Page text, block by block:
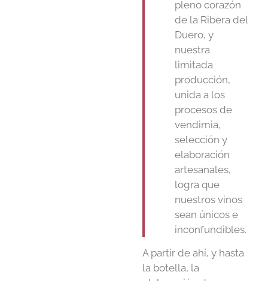
pleno corazón
de la Ribera del
Duero, y
nuestra
limitada
producción,
unida a los
procesos de
vendimia,
selección y
elaboración
artesanales,
logra que
nuestros vinos
sean únicos e
inconfundibles.
A partir de ahí, y hasta
la botella, la